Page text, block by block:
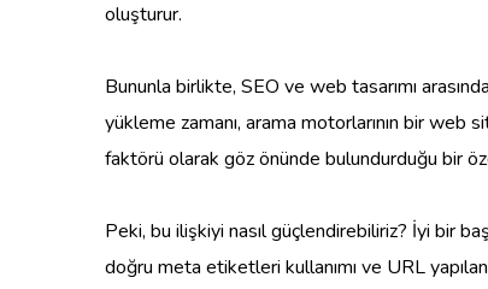
oluşturur.
Bununla birlikte, SEO ve web tasarımı
yükleme zamanı, arama motorlarının bir web
faktörü olarak göz önünde bulundurduğu bir
Peki, bu ilişkiyi nasıl güçlendirebiliriz? İyi bir
doğru meta etiketleri kullanımı ve URL